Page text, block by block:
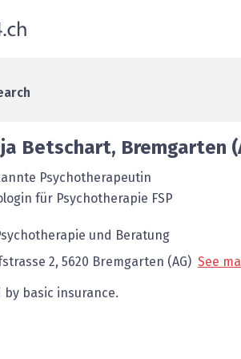
Betschart, Bremgarten
Psychotherapeutin
für Psychotherapie FSP
und Beratung
2, 5620 Bremgarten (AG) See
by basic insurance.